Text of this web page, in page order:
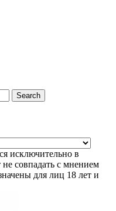
Search
исключительно в
совпадать с мнением
для лиц 18 лет и